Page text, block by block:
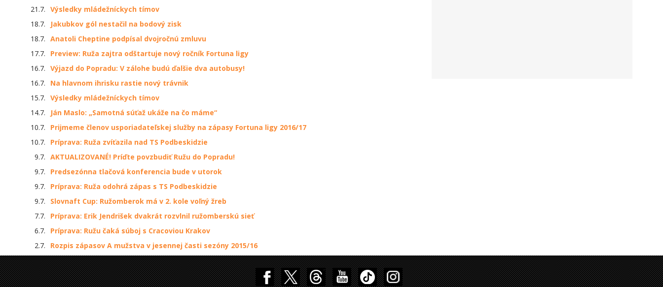
21.7. Výsledky mládežníckych tímov
18.7.
Jakubkov gól nestačil na bodový zisk
18.7. Anatoli Cheptine podpísal dvojročnú zmluvu
17.7.
Preview: Ruža zajtra odštartuje nový ročník Fortuna ligy
16.7. Výjazd do Popradu: V zálohe budú ďalšie dva autobusy!
16.7.
Na hlavnom ihrisku rastie nový trávnik
15.7. Výsledky mládežníckych tímov
14.7.
Ján Maslo: „Samotná súťaž ukáže na čo máme“
10.7.
Prijmeme členov usporiadateľskej služby na zápasy Fortuna ligy 2016/17
10.7.
Príprava: Ruža zvíťazila nad TS Podbeskidzie
9.7. AKTUALIZOVANÉ! Príďte povzbudiť Ružu do Popradu!
9.7.
Predsezónna tlačová konferencia bude v utorok
9.7.
Príprava: Ruža odohrá zápas s TS Podbeskidzie
9.7.
Slovnaft Cup: Ružomberok má v 2. kole voľný žreb
7.7.
Príprava: Erik Jendrišek dvakrát rozvlnil ružomberskú sieť
6.7.
Príprava: Ružu čaká súboj s Cracoviou Krakov
2.7.
Rozpis zápasov A mužstva v jesennej časti sezóny 2015/16